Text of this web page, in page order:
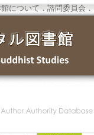
について ．諮問委員会 ．